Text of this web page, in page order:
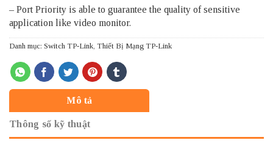
– Port Priority is able to guarantee the quality of sensitive
application like video monitor.
Danh mục: Switch TP-Link Thiết Bị Mạng TP-Link
Mô tả
Thông số kỹ thuật